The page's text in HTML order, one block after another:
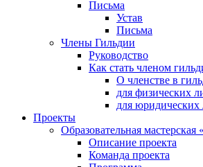
Письма
Устав
Письма
Члены Гильдии
Руководство
Как стать членом
О членстве в
для физических
для юридических
Проекты
Образовательная
Описание проекта
Команда проекта